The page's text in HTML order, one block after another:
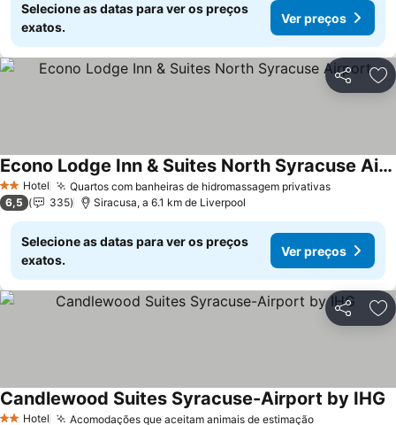
Selecione as datas para ver os preços
exatos.
Ver preços
Partilhar
2 Estrelas
Hotel Quartos com banheiras de hidromassagem privativas
Econo Lodge Inn & Suites North Syracuse Airport
6,5 335 Siracusa, a 6.1 km de Liverpool
Selecione as datas para ver os preços
exatos.
Ver preços
Partilhar
Hotel Acomodações que aceitam animais de estimação
Candlewood Suites Syracuse-Airport by IHG